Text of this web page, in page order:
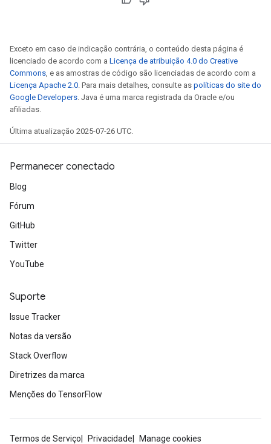
Exceto em caso de indicação contrária, o conteúdo desta página é
licenciado de acordo com a Licença de atribuição 4.0 do Creative
Commons , e as amostras de código são licenciadas de acordo com a
Licença Apache 2.0 . Para mais detalhes, consulte as políticas do site do
Google Developers . Java é uma marca registrada da Oracle e/ou
afiliadas.
Última atualização 2025-07-26 UTC.
Permanecer conectado
Blog
Fórum
GitHub
Twitter
YouTube
Suporte
Issue Tracker
Notas da versão
Stack Overflow
Diretrizes da marca
Menções do TensorFlow
Termos de Serviço Privacidade
Manage cookies